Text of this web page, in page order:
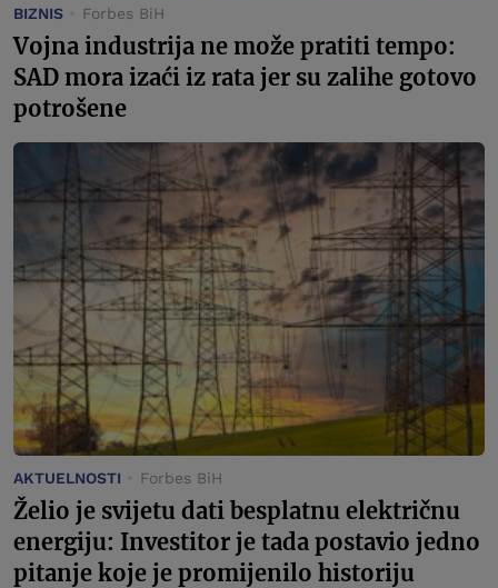
BIZNIS Forbes BiH
Vojna industrija ne može pratiti tempo:
SAD mora izaći iz rata jer su zalihe gotovo
potrošene
AKTUELNOSTI Forbes BiH
Želio je svijetu dati besplatnu električnu
energiju: Investitor je tada postavio jedno
pitanje koje je promijenilo historiju